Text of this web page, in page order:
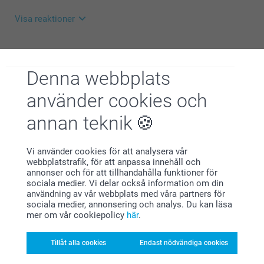
Denna webbplats
använder cookies och
annan teknik
Vi använder cookies för att analysera vår
webbplatstrafik, för att anpassa innehåll och
annonser och för att tillhandahålla funktioner för
sociala medier. Vi delar också information om din
användning av vår webbplats med våra partners för
sociala medier, annonsering och analys. Du kan läsa
mer om vår cookiepolicy här.
Tillåt alla cookies Endast nödvändiga cookies
🩵-liga hälsningar
Helene @smartphoto
Visa reaktioner
2026-07-07
Tack för ⭐️⭐️⭐⭐️⭐️! Det glädjer oss att du är nöjd med
din beställning.
🩵-liga hälsningar
Visa mer
Relaterade produkter
Festbanderoll
(4 omdömen)
Tallriksunderlägg -24st
Från 189,00
(6 omdömen)
Presentaskar
6 varianter
Placeringskort
2 varianter